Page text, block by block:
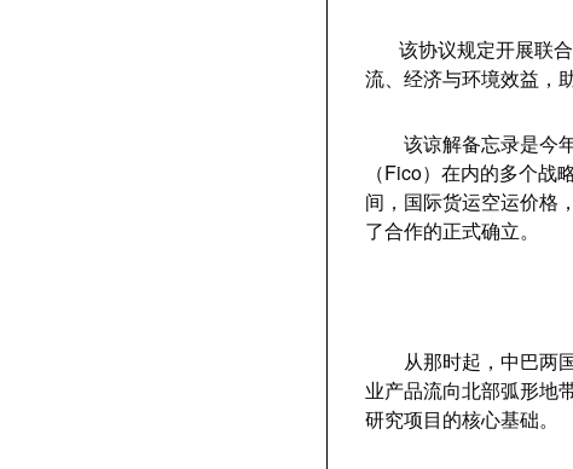
该协议规定开展联合
流、经济与环境效益，
该谅解备忘录是今年
（Fico）在内的多个
间，国际货运空运价格
了合作的正式确立。
从那时起，中巴两国
业产品流向北部弧形地
研究项目的核心基础。